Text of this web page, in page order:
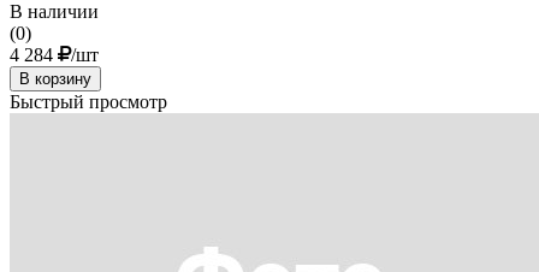
В наличии
(0)
4 284
/шт
В корзину
Быстрый просмотр